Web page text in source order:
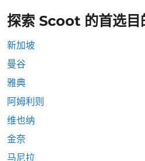
探索 Scoot 的首选目
新加坡
曼谷
雅典
阿姆利则
维也纳
金奈
马尼拉